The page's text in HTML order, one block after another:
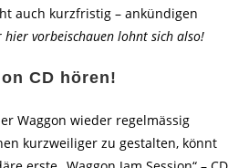
auch kurzfristig – ankündigen
hier vorbeischauen lohnt sich also!
CD hören!
Waggon wieder regelmässig
kurzweiliger zu gestalten, könnt